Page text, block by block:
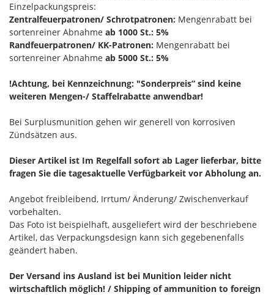
Einzelpackungspreis:
Zentralfeuerpatronen/ Schrotpatronen: Mengenrabatt bei
sortenreiner Abnahme ab 1000 St.: 5%
Randfeuerpatronen/ KK-Patronen: Mengenrabatt bei
sortenreiner Abnahme ab 5000 St.: 5%
!Achtung, bei Kennzeichnung: "Sonderpreis“ sind keine
weiteren Mengen-/ Staffelrabatte anwendbar!
Bei Surplusmunition gehen wir generell von korrosiven
Zündsätzen aus.
Dieser Artikel ist Im Regelfall sofort ab Lager lieferbar, bitte
fragen Sie die tagesaktuelle Verfügbarkeit vor Abholung an.
Angebot freibleibend, Irrtum/ Änderung/ Zwischenverkauf
vorbehalten.
Das Foto ist beispielhaft, ausgeliefert wird der beschriebene
Artikel, das Verpackungsdesign kann sich gegebenenfalls
geändert haben.
Der Versand ins Ausland ist bei Munition leider nicht
wirtschaftlich möglich! / Shipping of ammunition to foreign